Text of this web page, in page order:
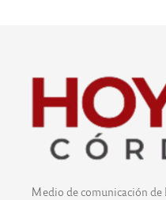
Medio de comunicación de